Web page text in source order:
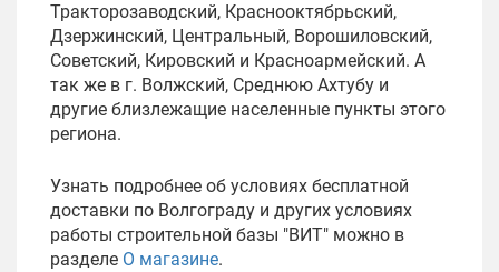
Тракторозаводский, Краснооктябрьский,
Дзержинский, Центральный, Ворошиловский,
Советский, Кировский и Красноармейский. А
так же в г. Волжский, Среднюю Ахтубу и
другие близлежащие населенные пункты этого
региона.
Узнать подробнее об условиях бесплатной
доставки по Волгограду и других условиях
работы строительной базы "ВИТ" можно в
разделе О магазине.